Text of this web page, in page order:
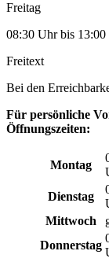
Freitag
08:30 Uhr bis
Freitext
Bei den
Für persönliche
Öffnungszeiten:
Montag
Dienstag
Mittwoch
Donnerstag